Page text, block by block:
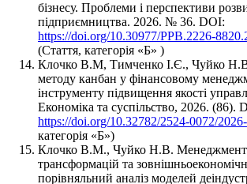
бізнесу. Проблеми і перспективи
підприємництва. 2026. № 36. DOI:
https://doi.org/10.30977/PPB.2226-
(Стаття, категорія «Б» )
Клочко В.М, Тимченко І.Є., Чуйко
методу канбан у фінансовому
інструменту підвищення якості
Економіка та суспільство, 2026. (86).
https://doi.org/10.32782/2524-0072/2026-
категорія «Б»)
Клочко В.М., Чуйко Н.В. Менеджмент
трансформацій та
порівняльний аналіз моделей